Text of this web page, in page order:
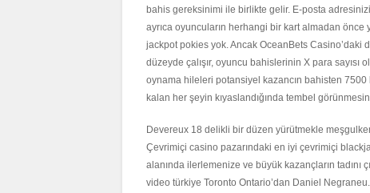
bahis gereksinimi ile birlikte gelir. E-posta
ayrıca oyuncuların herhangi bir kart almadan
jackpot pokies yok. Ancak OceanBets
düzeyde çalışır, oyuncu bahislerinin X para
oynama hileleri potansiyel kazancın bahisten 7500
kalan her şeyin kıyaslandığında tembel
Devereux 18 delikli bir düzen yürütmekle
Çevrimiçi casino pazarındaki en iyi çevrimiçi
alanında ilerlemenize ve büyük kazançların tadını
video türkiye Toronto Ontario’dan Daniel